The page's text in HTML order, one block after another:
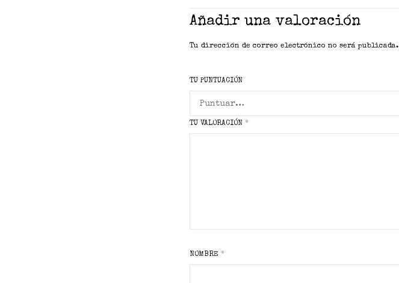
Añadir una valoración
Tu dirección de correo electrónico no será publicada.
TU PUNTUACIÓN
TU VALORACIÓN*
NOMBRE*